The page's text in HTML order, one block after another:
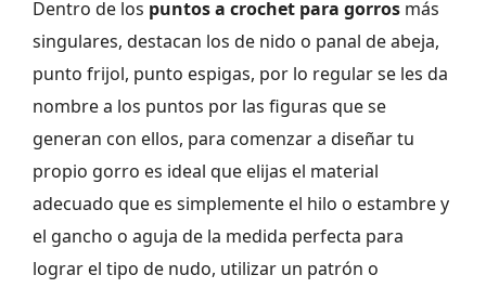
Dentro de los puntos a crochet para gorros más
singulares, destacan los de nido o panal de abeja,
punto frijol, punto espigas, por lo regular se les da
nombre a los puntos por las figuras que se
generan con ellos, para comenzar a diseñar tu
propio gorro es ideal que elijas el material
adecuado que es simplemente el hilo o estambre y
el gancho o aguja de la medida perfecta para
lograr el tipo de nudo, utilizar un patrón o